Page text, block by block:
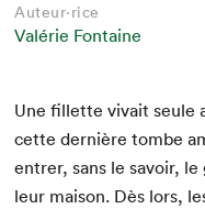
Auteur·rice
Valérie Fontaine
Une fil­lette vivait seule
cette dernière tombe
entr­er, sans le savoir,
leur mai­son. Dès lors,